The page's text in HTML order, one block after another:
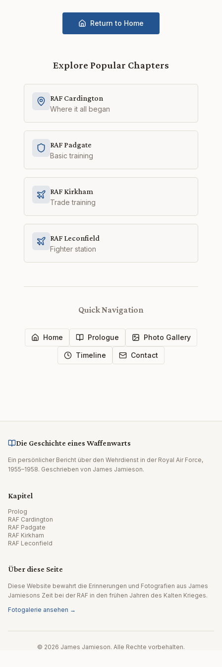
Return to Home
Explore Popular Chapters
RAF Cardington
Where it all began
RAF Padgate
Basic training
RAF Kirkham
Trade training
RAF Leconfield
Fighter station
Quick Navigation
Home Prologue Photo Gallery
Timeline Contact
Die Geschichte eines Waffenwarts
Ein persönlicher Bericht über den Wehrdienst in der Royal Air Force,
1955–1958. Geschrieben von James Jamieson.
Kapitel
Prolog
RAF Cardington
RAF Padgate
RAF Kirkham
RAF Leconfield
Über diese Seite
Diese Website bewahrt die Erinnerungen und Fotografien aus James
Jamiesons Zeit bei der RAF in den frühen Jahren des Kalten Krieges.
Fotogalerie ansehen →
© 2026 James Jamieson. Alle Rechte vorbehalten.